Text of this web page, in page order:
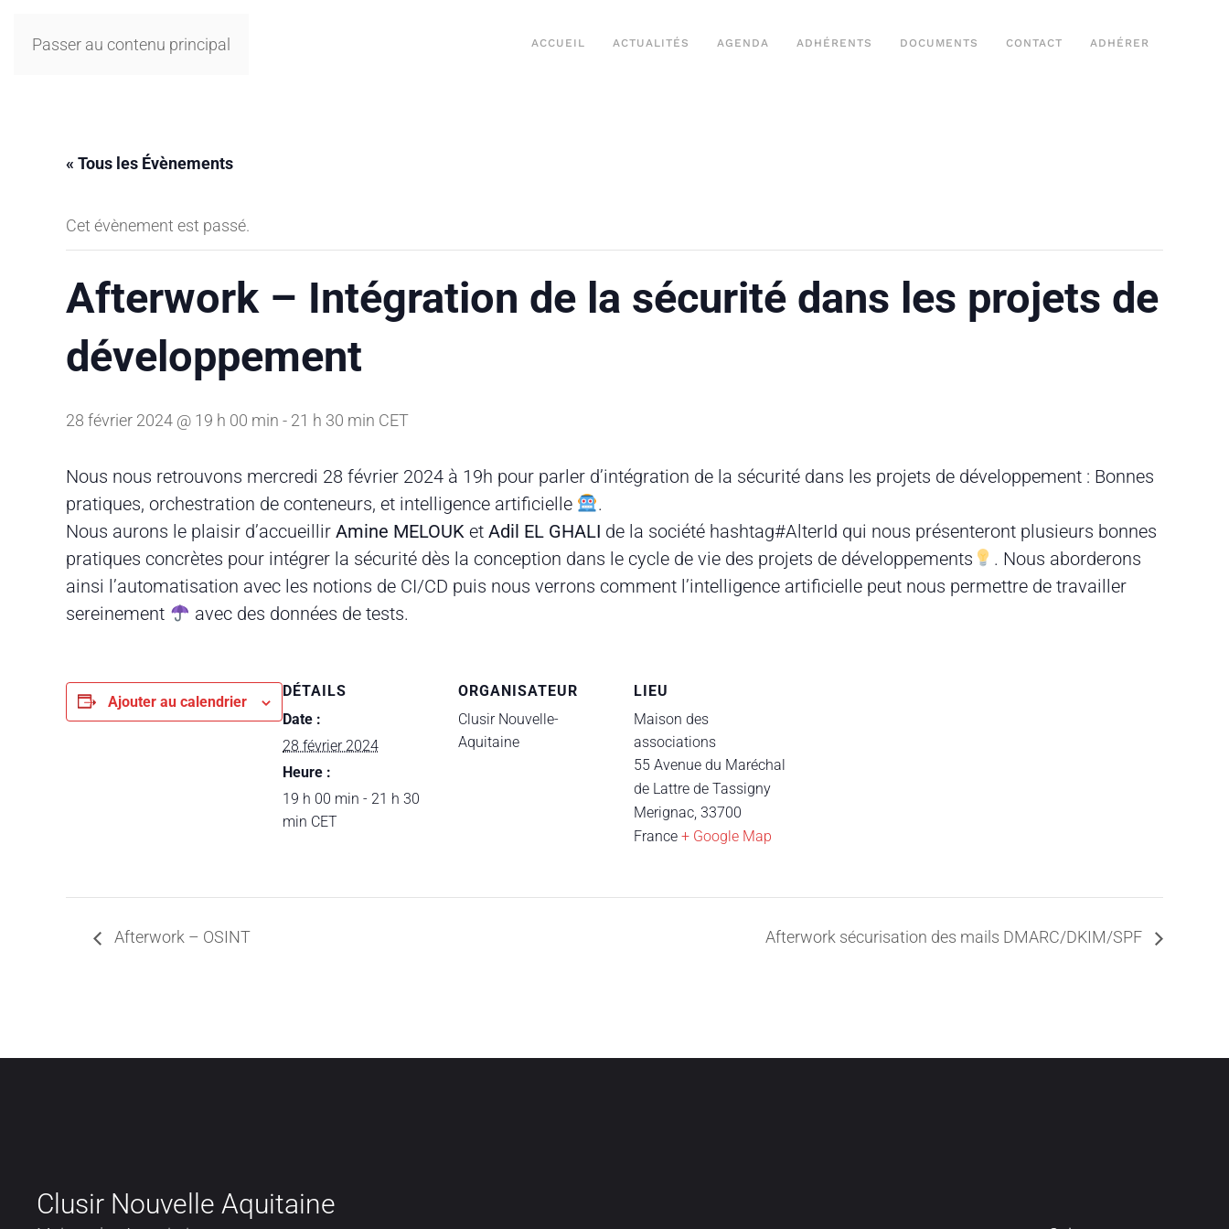
Passer au contenu principal ACCUEIL ACTUALITÉS AGENDA ADHÉRENTS DOCUMENTS CONTACT ADHÉRER
« Tous les Évènements
Cet évènement est passé.
Afterwork – Intégration de la sécurité dans les projets de
développement
28 février 2024 @ 19 h 00 min - 21 h 30 min CET
Nous nous retrouvons mercredi 28 février 2024 à 19h pour parler d’intégration de la sécurité dans les projets de développement : Bonnes
pratiques, orchestration de conteneurs, et intelligence artificielle
.
Nous aurons le plaisir d’accueillir Amine MELOUK et Adil EL GHALI de la société hashtag#AlterId qui nous présenteront plusieurs bonnes
pratiques concrètes pour intégrer la sécurité dès la conception dans le cycle de vie des projets de développements
. Nous aborderons
ainsi l’automatisation avec les notions de CI/CD puis nous verrons comment l’intelligence artificielle peut nous permettre de travailler
sereinement
avec des données de tests.
Ajouter au calendrier
DÉTAILS
Date :
28 février 2024
Heure :
19 h 00 min - 21 h 30
min CET
ORGANISATEUR
Clusir Nouvelle-
Aquitaine
LIEU
Maison des
associations
55 Avenue du Maréchal
de Lattre de Tassigny
Merignac, 33700
France + Google Map
Afterwork – OSINT Afterwork sécurisation des mails DMARC/DKIM/SPF
Clusir Nouvelle Aquitaine